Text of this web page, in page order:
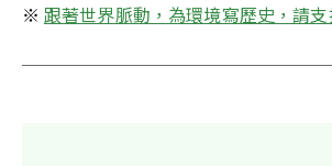
※ 跟著世界脈動，為環境寫歷史，請支